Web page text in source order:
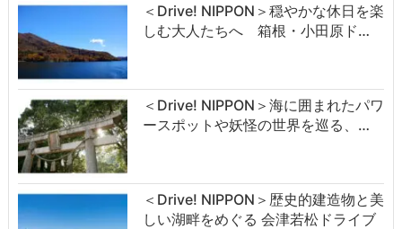
＜Drive! NIPPON＞穏やかな休日を楽
しむ大人たちへ 箱根・小田原ド…
＜Drive! NIPPON＞海に囲まれたパワ
ースポットや妖怪の世界を巡る、…
＜Drive! NIPPON＞歴史的建造物と美
しい湖畔をめぐる 会津若松ドライブ